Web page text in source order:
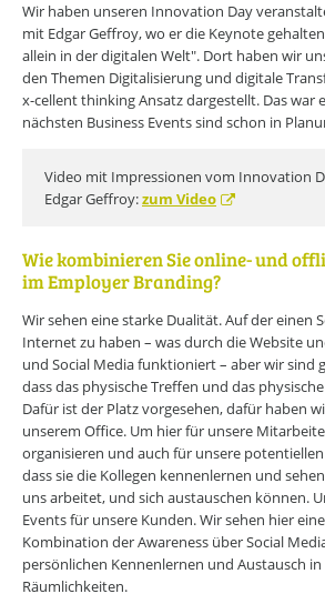
Wir haben unseren Innovation Day
mit Edgar Geffroy, wo er die Keynote
allein in der digitalen Welt". Dort haben wir
den Themen Digitalisierung und digitale
x-cellent thinking Ansatz dargestellt. Das war
nächsten Business Events sind schon in
Video mit Impressionen vom Innovation
Edgar Geffroy:zum Video
Wie kombinieren Sie online- und
im Employer Branding?
Wir sehen eine starke Dualität. Auf der einen
Internet zu haben – was durch die Website
und Social Media funktioniert – aber wir sind
dass das physische Treffen und das
Dafür ist der Platz vorgesehen, dafür haben
unserem Office. Um hier für unsere
organisieren und auch für unsere
dass sie die Kollegen kennenlernen und
uns arbeitet, und sich austauschen können.
Events für unsere Kunden. Wir sehen hier
Kombination der Awareness über Social
persönlichen Kennenlernen und Austausch
Räumlichkeiten.